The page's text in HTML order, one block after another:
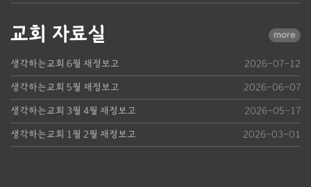
교회 자료실 more
생각하는교회 6월 재정보고
2026-07-12
생각하는교회 5월 재정보고
2026-06-07
생각하는교회 3월 4월 재정보고
2026-05-17
생각하는교회 1월 2월 재정보고
2026-03-01